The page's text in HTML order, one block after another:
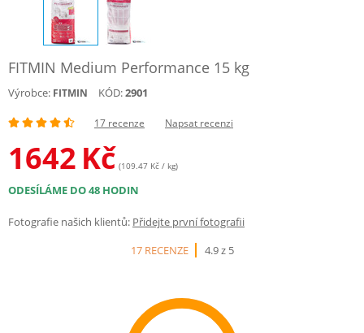
FITMIN Medium Performance 15 kg
Výrobce: FITMIN KÓD:2901
17 recenze Napsat recenzi
1642 Kč (109.47 Kč / kg)
ODESÍLÁME DO 48 HODIN
Fotografie našich klientů: Přidejte první fotografii
17 RECENZE
4.9 z 5